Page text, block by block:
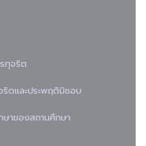
ทุจริต
ริตและประพฤติมิชอบ
าของสถานศึกษา